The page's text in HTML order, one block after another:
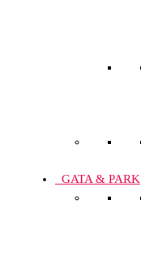
GATA & PARK